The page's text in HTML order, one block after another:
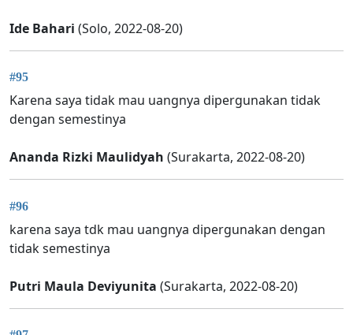
Ide Bahari (Solo, 2022-08-20)
#95
Karena saya tidak mau uangnya dipergunakan tidak
dengan semestinya
Ananda Rizki Maulidyah (Surakarta, 2022-08-20)
#96
karena saya tdk mau uangnya dipergunakan dengan
tidak semestinya
Putri Maula Deviyunita (Surakarta, 2022-08-20)